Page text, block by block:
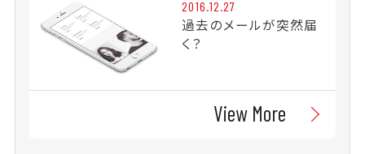
2016.12.27
過去のメールが突然届
く？
View More